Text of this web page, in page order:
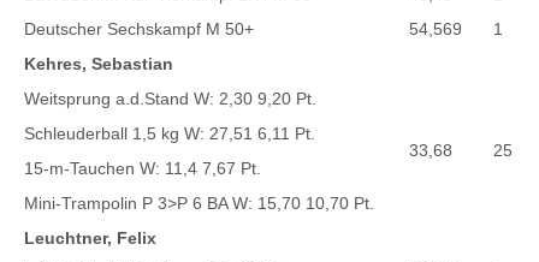
Deutscher Sechskampf M 50+
54,569
1
Kehres, Sebastian
Weitsprung a.d.Stand W: 2,30 9,20 Pt.
Schleuderball 1,5 kg W: 27,51 6,11 Pt.
15-m-Tauchen W: 11,4 7,67 Pt.
Mini-Trampolin P 3>P 6 BA W: 15,70 10,70 Pt.
33,68 25
Leuchtner, Felix